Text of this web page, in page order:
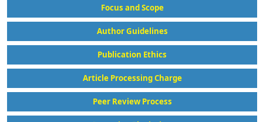
Focus and Scope
Author Guidelines
Publication Ethics
Article Processing Charge
Peer Review Process